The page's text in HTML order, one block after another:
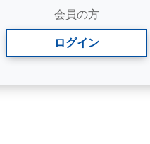
会員の方
ログイン